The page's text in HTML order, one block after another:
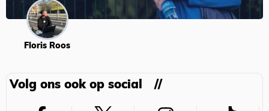
Floris Roos
Volg ons ook op social